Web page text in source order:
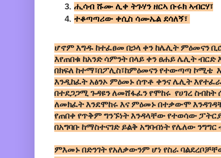
ሒሳብ ሹሙ ሊቀ ትጉሃን ዘርኣ ቡሩክ ኣብርሃ፣
ተቆጣጣሪው ቀሲስ ሳሙኤል ደሳለኝ፣
ሆኖም እግዱ ከተፈፀመ በኃላ ቀን ከሌሊት ምዕመናን
እየጠበቁ ከአንድ ሳምንት በላይ ቀን ፀሐይ ሌሊት
በክፍለ ከተማ፣በፖሊስ፣ከምዕመናን የተውጣጣ ኮሚቴ
እንዲከፈት አፅንኦ ምዕመኑ ሰጥቶ ቀንና ሌሊት
በተደጋጋሚ ጉዳዩን ለመሸፋፈን የሞከሩ የሀገረ
ለመክፈት እንደሞከሩ እና ምዕመኑ በተቃውሞ
የጠበቀ የጥቅም ግንኙነት እንዳላቸው የተወሳው
በአግባቡ ከማስተናገድ ይልቅ አግባብነት የሌለው
ምእመኑ በድንገት የአለቃውንም ሆነ የስራ